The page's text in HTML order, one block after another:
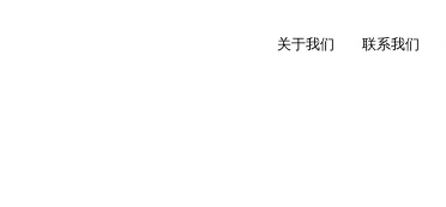
关于我们 联系我们